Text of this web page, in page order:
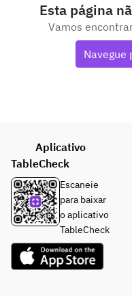
Esta página
Vamos
Navegue
Aplicativo
TableCheck
Escaneie
para baixar
o aplicativo
TableCheck